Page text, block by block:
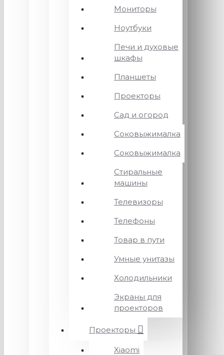
Мониторы
Ноутбуки
Печи и духовые
шкафы
Планшеты
Проекторы
Сад и огород
Соковыжималка
Соковыжималка
Стиральные
машины
Телевизоры
Телефоны
Товар в пути
Умные унитазы
Холодильники
Экраны для
проекторов
Проекторы
Xiaomi